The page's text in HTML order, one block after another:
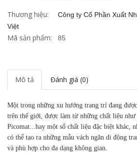
Thương hiệu:
Công ty Cổ Phần Xuất
Việt
Mã sản phẩm: 85
Mô tả Đánh giá (0)
Một trong những xu hướng trang trí đang
trên thế giới, được làm từ những chất liệu
Picomat...hay một số chất liệu đặc biệt khác,
có thể tạo ra những mẫu vách ngăn di động
và phù hợp cho đa dạng không gian.